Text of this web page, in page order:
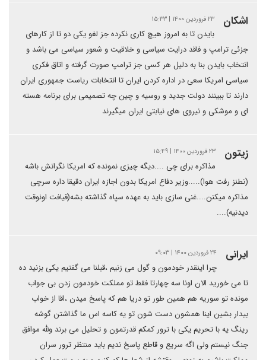
اشکان ۲۳ فروردین ۱۴۰۰ | ۱۵:۳۳
بایدن تا به امروز هیچ کاری نکرده جز لغو یکی دو تا از کارهای
جزئی ترامپ و فاقد درایت سیاسی و خلاقیت و شعور سیاسی می باشد و
انتخاب بایدن بنا به دلیل هر کسی جز ترامپ صورت گرفته و اتاق فکری
سیاسی امریکا سعی در اداره کردن ایران تا انتخابات ریاست جمهوری ایران
دارند تا ببینند دولت جدید و روسیه و چین چه تصمیمی برای برنامه هسته
ای و موشکی و نیروی های نیابتی ایران میگیرند
زیتون ۲۳ فروردین ۱۴۰۰ | ۱۵:۴۹
مذاکره برای چی ....دیگه چیزی نمونده که امریکا نگرانش باشه
(نطنز رفت هوا).....وزیر دفاع امریکا بدون اجازه ایران دقیقا داره سرچی
مذاکره میکنن....غنی سازی باید به عهده سپاه گذاشته بشه(قیافت اونوقت
دیدنیه)....
ایرانی ۲۴ فروردین ۱۴۰۰ | ۰۹:۰۳
چرا اینقدر خودمون و گول می زنیم ،قبلنا می گفتیم یکی بزنید ده
تا می خورید الان اونا سه چهارتا فقط تو مملکت خودمون زدن بی جواب
مونده تو سوریه هم همین طور تو دریا هم که پاسخ میدن ،اقا از خواب
بیدار بشین اینا همشون دست شون تو یه کاسه اس ما گذاشتن گوشه
رینگ یه با تحریم یکی با ترور کمکم قدرتمون و تحلیل می برند ولله موافق
جنگ نیستم ولی اگه سریع و قاطع پاسخ ندیم باید منتظر ترور سران